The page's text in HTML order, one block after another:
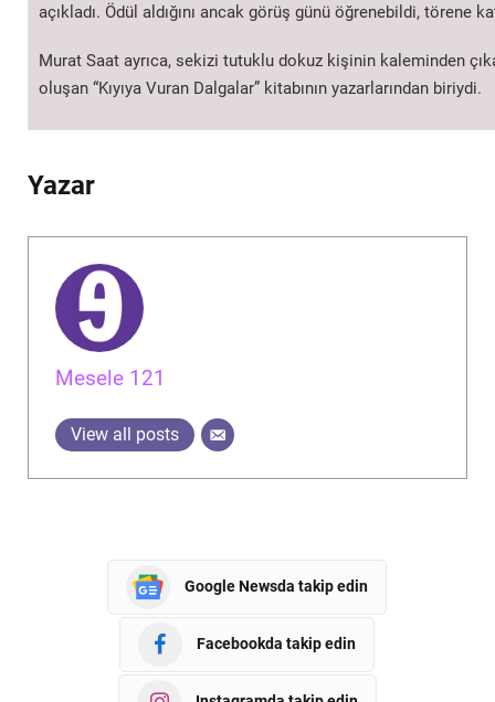
açıkladı. Ödül aldığını ancak görüş günü öğrenebildi, törene
Murat Saat ayrıca, sekizi tutuklu dokuz kişinin kaleminden
oluşan “Kıyıya Vuran Dalgalar” kitabının yazarlarından biriydi.
Yazar
Mesele 121
View all posts
Google Newsda takip edin
Facebookda takip edin